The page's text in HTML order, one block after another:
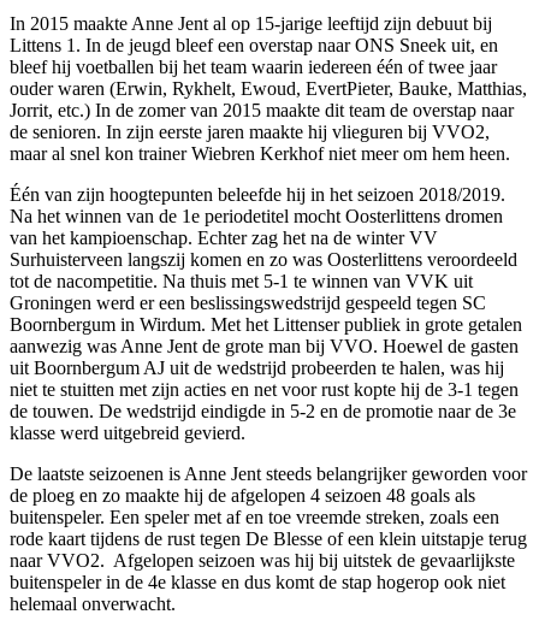
In 2015 maakte Anne Jent al op 15-jarige leeftijd zijn debuut bij
Littens 1. In de jeugd bleef een overstap naar ONS Sneek uit, en
bleef hij voetballen bij het team waarin iedereen één of twee jaar
ouder waren (Erwin, Rykhelt, Ewoud, EvertPieter, Bauke, Matthias,
Jorrit, etc.) In de zomer van 2015 maakte dit team de overstap naar
de senioren. In zijn eerste jaren maakte hij vlieguren bij VVO2,
maar al snel kon trainer Wiebren Kerkhof niet meer om hem heen.
Één van zijn hoogtepunten beleefde hij in het seizoen 2018/2019.
Na het winnen van de 1e periodetitel mocht Oosterlittens dromen
van het kampioenschap. Echter zag het na de winter VV
Surhuisterveen langszij komen en zo was Oosterlittens veroordeeld
tot de nacompetitie. Na thuis met 5-1 te winnen van VVK uit
Groningen werd er een beslissingswedstrijd gespeeld tegen SC
Boornbergum in Wirdum. Met het Littenser publiek in grote getalen
aanwezig was Anne Jent de grote man bij VVO. Hoewel de gasten
uit Boornbergum AJ uit de wedstrijd probeerden te halen, was hij
niet te stuitten met zijn acties en net voor rust kopte hij de 3-1 tegen
de touwen. De wedstrijd eindigde in 5-2 en de promotie naar de 3e
klasse werd uitgebreid gevierd.
De laatste seizoenen is Anne Jent steeds belangrijker geworden voor
de ploeg en zo maakte hij de afgelopen 4 seizoen 48 goals als
buitenspeler. Een speler met af en toe vreemde streken, zoals een
rode kaart tijdens de rust tegen De Blesse of een klein uitstapje terug
naar VVO2. Afgelopen seizoen was hij bij uitstek de gevaarlijkste
buitenspeler in de 4e klasse en dus komt de stap hogerop ook niet
helemaal onverwacht.